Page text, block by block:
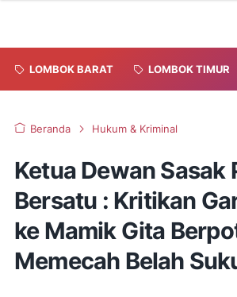
LOMBOK BARAT LOMBOK TIMUR
Beranda Hukum & Kriminal
Ketua Dewan Sasak
Bersatu : Kritikan
ke Mamik Gita
Memecah Belah